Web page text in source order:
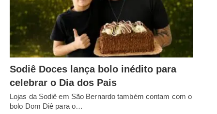
Sodiê Doces lança bolo inédito para
celebrar o Dia dos Pais
Lojas da Sodiê em São Bernardo também contam com o
bolo Dom Diê para o…